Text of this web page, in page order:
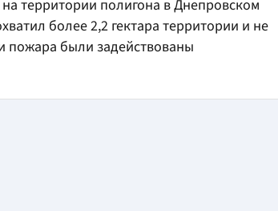
территории полигона в Днепровском
более 2,2 гектара территории и не
пожара были задействованы